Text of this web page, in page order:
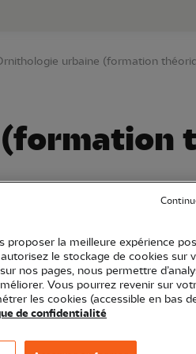
Aller à la
urbaine (formation
lorsqu'on s'intéresse à
On vous en dit
la meilleure expérience
le stockage de cookies sur
nos pages, nous permettre
Vous pourrez revenir sur
les cookies (accessible en bas
de confidentialité